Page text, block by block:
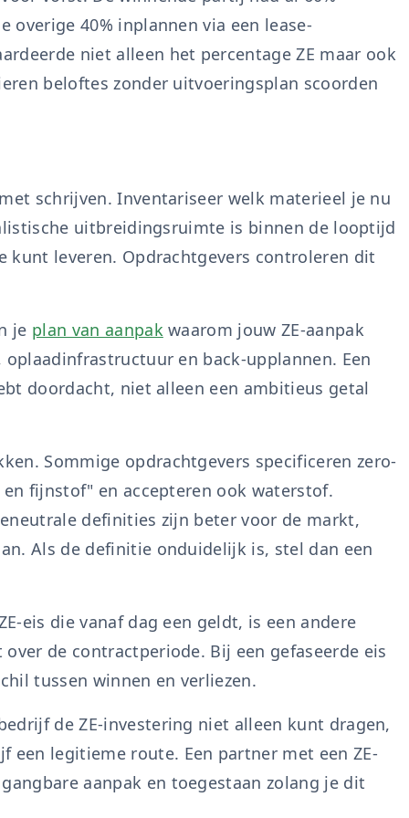
40% inplannen via een lease-
niet alleen het percentage ZE maar ook
beloftes zonder uitvoeringsplan scoorden
schrijven. Inventariseer welk materieel je nu
uitbreidingsruimte is binnen de looptijd
kunt leveren. Opdrachtgevers controleren dit
je plan van aanpakwaarom jouw ZE-aanpak
en back-upplannen. Een
doordacht, niet alleen een ambitieus getal
Sommige opdrachtgevers specificeren zero-
fijnstof" en accepteren ook waterstof.
definities zijn beter voor de markt,
Als de definitie onduidelijk is, stel dan een
eis die vanaf dag een geldt, is een andere
de contractperiode. Bij een gefaseerde eis
tussen winnen en verliezen.
de ZE-investering niet alleen kunt dragen,
een legitieme route. Een partner met een ZE-
aanpak en toegestaan zolang je dit